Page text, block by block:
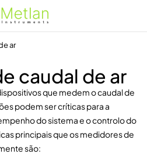
ar
caudal de ar
que medem o caudal de
podem ser críticas para a
do sistema e o controlo do
principais que os medidores de
são: